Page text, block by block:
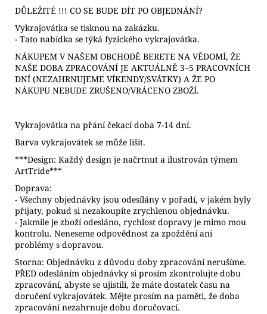
DŮLEŽITÉ !!! CO SE BUDE DÍT PO OBJEDNÁNÍ?
Vykrajovátka se tisknou na zakázku.
- Tato nabídka se týká fyzického vykrajovátka.
NÁKUPEM V NAŠEM OBCHODĚ BERETE NA VĚDOMÍ, ŽE
NAŠE DOBA ZPRACOVÁNÍ JE AKTUÁLNĚ 3–5 PRACOVNÍCH
DNÍ (NEZAHRNUJEME VÍKENDY/SVÁTKY) A ŽE PO
NÁKUPU NEBUDE ZRUŠENO/VRÁCENO ZBOŽÍ.
Vykrajovátka na přání čekací doba 7-14 dní.
Barva vykrajovátek se může lišit.
***Design: Každý design je načrtnut a ilustrován týmem
ArtTride***
Doprava:
- Všechny objednávky jsou odesílány v pořadí, v jakém byly
přijaty, pokud si nezakoupíte zrychlenou objednávku.
- Jakmile je zboží odesláno, rychlost dopravy je mimo mou
kontrolu. Neneseme odpovědnost za zpoždění ani
problémy s dopravou.
Storna: Objednávku z důvodu doby zpracování nerušíme.
PŘED odesláním objednávky si prosím zkontrolujte dobu
zpracování, abyste se ujistili, že máte dostatek času na
doručení vykrajovátek. Mějte prosím na paměti, že doba
zpracování nezahrnuje dobu doručovací.